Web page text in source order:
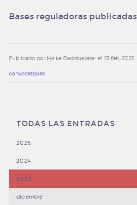
Bases reguladoras publicadas
Publicado por Heike Badstuebner el 15 feb. 2023
convocatorias
TODAS LAS ENTRADAS
2025
2024
2023
diciembre